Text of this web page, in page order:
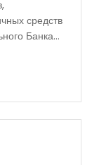
средств
Банка...